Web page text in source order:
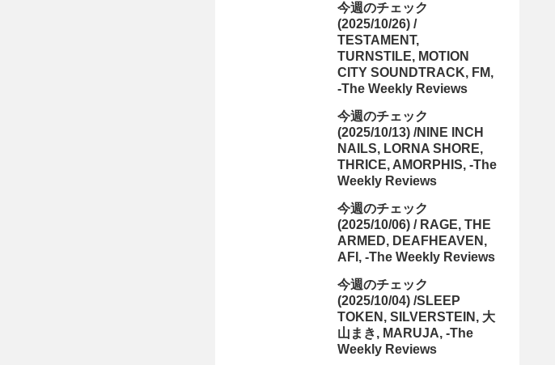
今週のチェック
(2025/10/26) /
TESTAMENT,
TURNSTILE, MOTION
CITY SOUNDTRACK, FM,
-The Weekly Reviews
今週のチェック
(2025/10/13) /NINE INCH
NAILS, LORNA SHORE,
THRICE, AMORPHIS, -The
Weekly Reviews
今週のチェック
(2025/10/06) / RAGE, THE
ARMED, DEAFHEAVEN,
AFI, -The Weekly Reviews
今週のチェック
(2025/10/04) /SLEEP
TOKEN, SILVERSTEIN, 大
山まき, MARUJA, -The
Weekly Reviews